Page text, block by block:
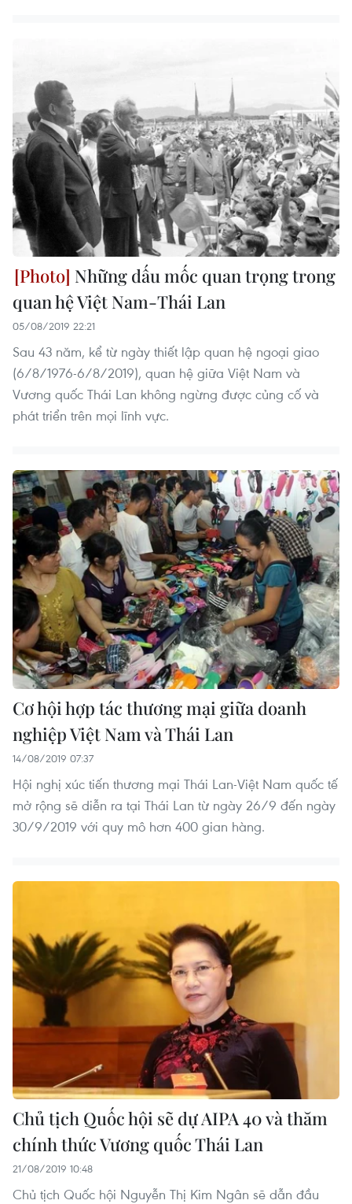
Những dấu mốc quan trọng trong
quan hệ Việt Nam-Thái Lan
05/08/2019 22:21
Sau 43 năm, kể từ ngày thiết lập quan hệ ngoại giao
(6/8/1976-6/8/2019), quan hệ giữa Việt Nam và
Vương quốc Thái Lan không ngừng được củng cố và
phát triển trên mọi lĩnh vực.
Cơ hội hợp tác thương mại giữa doanh
nghiệp Việt Nam và Thái Lan
14/08/2019 07:37
Hội nghị xúc tiến thương mại Thái Lan-Việt Nam quốc tế
mở rộng sẽ diễn ra tại Thái Lan từ ngày 26/9 đến ngày
30/9/2019 với quy mô hơn 400 gian hàng.
Chủ tịch Quốc hội sẽ dự AIPA 40 và thăm
chính thức Vương quốc Thái Lan
21/08/2019 10:48
Chủ tịch Quốc hội Nguyễn Thị Kim Ngân sẽ dẫn đầu